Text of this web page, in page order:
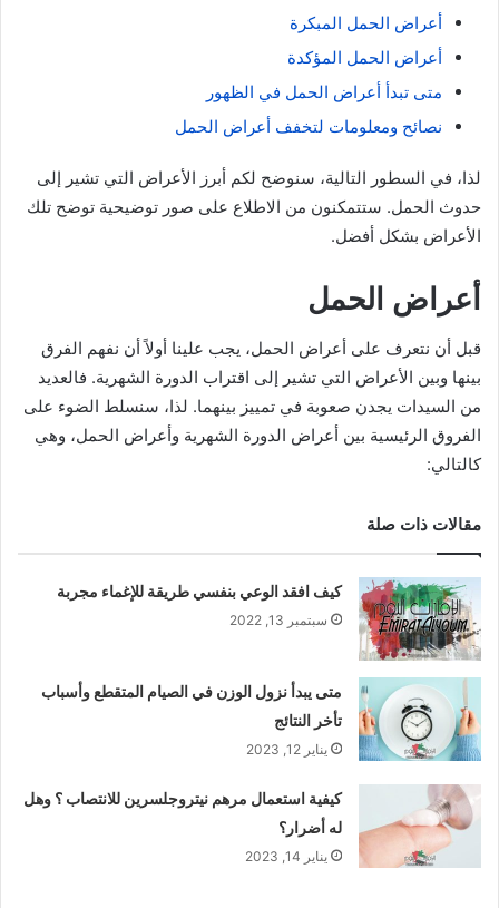
أعراض الحمل المبكرة
أعراض الحمل المؤكدة
متى تبدأ أعراض الحمل في الظهور
نصائح ومعلومات لتخفف أعراض الحمل
لذا، في السطور التالية، سنوضح لكم أبرز الأعراض التي تشير إلى
حدوث الحمل. ستتمكنون من الاطلاع على صور توضيحية توضح تلك
الأعراض بشكل أفضل.
أعراض الحمل
قبل أن نتعرف على أعراض الحمل، يجب علينا أولاً أن نفهم الفرق
بينها وبين الأعراض التي تشير إلى اقتراب الدورة الشهرية. فالعديد
من السيدات يجدن صعوبة في تمييز بينهما. لذا، سنسلط الضوء على
الفروق الرئيسية بين أعراض الدورة الشهرية وأعراض الحمل، وهي
كالتالي:
مقالات ذات صلة
كيف افقد الوعي بنفسي طريقة للإغماء مجربة
سبتمبر 13, 2022
متى يبدأ نزول الوزن في الصيام المتقطع وأسباب
تأخر النتائج
يناير 12, 2023
كيفية استعمال مرهم نيتروجلسرين للانتصاب ؟ وهل
له أضرار؟
يناير 14, 2023